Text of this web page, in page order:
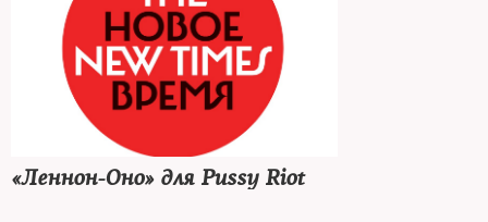
«Леннон-Оно» для Pussy Riot